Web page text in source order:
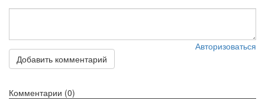
Авторизоваться
Добавить комментарий
Комментарии (0)